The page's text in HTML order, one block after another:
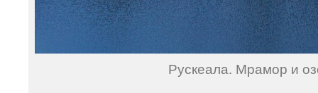
Рускеала. Мрамор и